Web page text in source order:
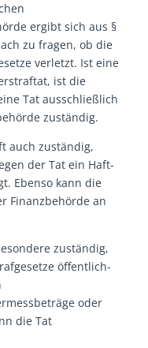
ergibt sich aus §
zu fragen, ob die
verletzt. Ist eine
ist die
Tat ausschließlich
zuständig.
auch zuständig,
der Tat ein Haft-
Ebenso kann die
Finanzbehörde an
zuständig,
öffentlich-
oder
die Tat